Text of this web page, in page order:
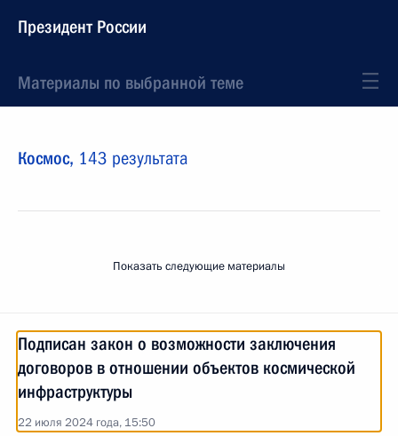
Президент России
Материалы по выбранной теме
Космос, 143 результата
Показать следующие материалы
Подписан закон о возможности заключения
договоров в отношении объектов космической
инфраструктуры
22 июля 2024 года, 15:50